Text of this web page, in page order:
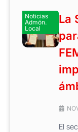
Noticias
Admón.
Local
La
El